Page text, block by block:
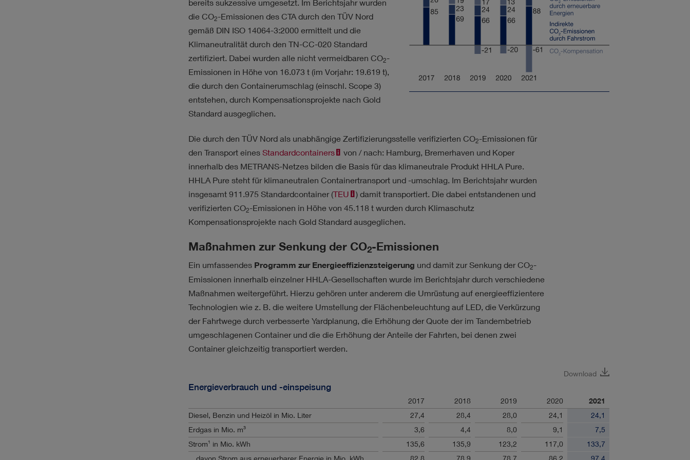
bereits sukzessive umgesetzt. Im Berichtsjahr wurden
die CO2-Emissionen des CTA durch den TÜV Nord
gemäß DIN ISO 14064-3:2000 ermittelt und die
Klimaneutralität durch den TN-CC-020 Standard
zertifiziert. Dabei wurden alle nicht vermeidbaren CO2-
Emissionen in Höhe von 16.073 t (im Vorjahr: 19.619 t),
die durch den Containerumschlag (einschl. Scope 3)
entstehen, durch Kompensationsprojekte nach Gold
Standard ausgeglichen.
Die durch den TÜV Nord als unabhängige Zertifizierungsstelle verifizierten CO2-Emissionen für
den Transport eines Standardcontainers
von / nach: Hamburg, Bremerhaven und Koper
innerhalb des METRANS-Netzes bilden die Basis für das klimaneutrale Produkt HHLA Pure.
HHLA Pure steht für klimaneutralen Containertransport und -umschlag. Im Berichtsjahr wurden
insgesamt 911.975 Standardcontainer (TEU
) damit transportiert. Die dabei entstandenen und
verifizierten CO2-Emissionen in Höhe von 45.118 t wurden durch Klimaschutz
Kompensationsprojekte nach Gold Standard ausgeglichen.
Maßnahmen zur Senkung der CO2-Emissionen
Ein umfassendes Programm zur Energieeffizienzsteigerung und damit zur Senkung der CO2-
Emissionen innerhalb einzelner HHLA-Gesellschaften wurde im Berichtsjahr durch verschiedene
Maßnahmen weitergeführt. Hierzu gehören unter anderem die Umrüstung auf energieeffizientere
Technologien wie z. B. die weitere Umstellung der Flächenbeleuchtung auf LED, die Verkürzung
der Fahrtwege durch verbesserte Yardplanung, die Erhöhung der Quote der im Tandembetrieb
umgeschlagenen Container und die die Erhöhung der Anteile der Fahrten, bei denen zwei
Container gleichzeitig transportiert werden.
Download
Energieverbrauch und -einspeisung
2017 2018 2019 2020 2021
Diesel, Benzin und Heizöl in Mio. Liter 27,4 28,4 28,0 24,1
24,1
Erdgas in Mio. m3 3,6 4,4 8,0 9,1
7,5
Strom1 in Mio. kWh 135,6 135,9 123,2 117,0
133,7